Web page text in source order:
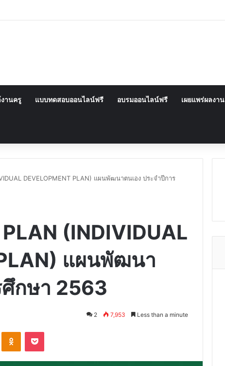
านครู แบบทดสอบออนไลน์ฟรี อบรมออนไลน์ฟรี เผยแพร่ผลงาน
DEVELOPMENT PLAN) แผนพัฒนาตนเอง ประจำปีการ
(INDIVIDUAL
แผนพัฒนา
ศึกษา 2563
2 7,953 Less than a minute
Odnoklassniki
Pocket